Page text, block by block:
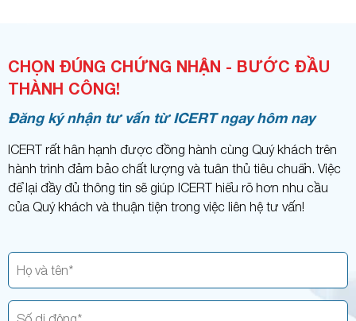
CHỌN ĐÚNG CHỨNG NHẬN - BƯỚC ĐẦU
THÀNH CÔNG!
Đăng ký nhận tư vấn từ ICERT ngay hôm nay
ICERT rất hân hạnh được đồng hành cùng Quý khách trên
hành trình đảm bảo chất lượng và tuân thủ tiêu chuẩn. Việc
để lại đầy đủ thông tin sẽ giúp ICERT hiểu rõ hơn nhu cầu
của Quý khách và thuận tiện trong việc liên hệ tư vấn!